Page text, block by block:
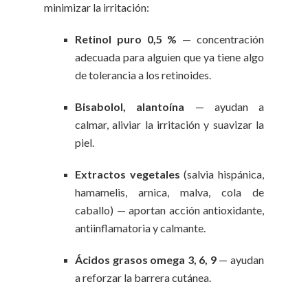
minimizar la irritación:
Retinol puro 0,5 % — concentración
adecuada para alguien que ya tiene algo
de tolerancia a los retinoides.
Bisabolol, alantoína — ayudan a
calmar, aliviar la irritación y suavizar la
piel.
Extractos vegetales (salvia hispánica,
hamamelis, arnica, malva, cola de
caballo) — aportan acción antioxidante,
antiinflamatoria y calmante.
Ácidos grasos omega 3, 6, 9— ayudan
a reforzar la barrera cutánea.